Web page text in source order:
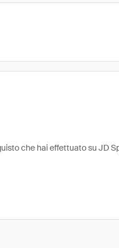
che hai effettuato su JD